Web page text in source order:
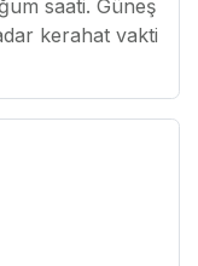
saati. Güneş
kerahat vakti